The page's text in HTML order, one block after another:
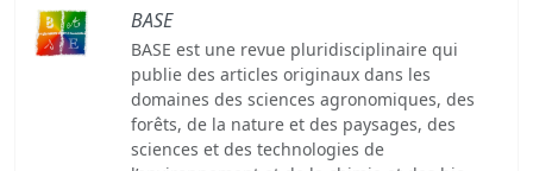
BASE
BASE est une revue pluridisciplinaire qui
publie des articles originaux dans les
domaines des sciences agronomiques, des
forêts, de la nature et des paysages, des
sciences et des technologies de